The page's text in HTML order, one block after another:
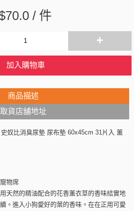
/ 件
+
加入購物車
商品描述
取貨店舖地址
奴比消臭尿墊 尿布墊 60x45cm 31片入 薰
物席
天然的精油配合的花香薰衣草的香味結實地
。進入小狗愛好的葉的香味。在在正用可愛